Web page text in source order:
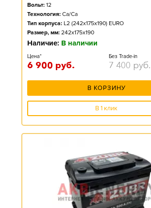
Вольт: 12
Технология: Ca/Ca
Тип корпуса: L2 (242x175x190) EURO
Размер, мм: 242x175x190
Наличие: В наличии
Цена*
6 900 руб.
Без Trade-in
7 400 руб.
В КОРЗИНУ
В 1 клик